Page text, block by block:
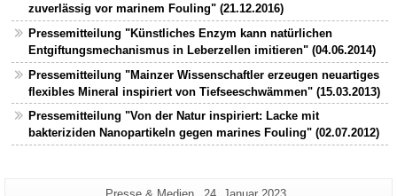
zuverlässig vor marinem Fouling" (21.12.2016)
Pressemitteilung "Künstliches Enzym kann natürlichen
Entgiftungsmechanismus in Leberzellen imitieren" (04.06.2014)
Pressemitteilung "Mainzer Wissenschaftler erzeugen neuartiges
flexibles Mineral inspiriert von Tiefseeschwämmen" (15.03.2013)
Pressemitteilung "Von der Natur inspiriert: Lacke mit
bakteriziden Nanopartikeln gegen marines Fouling" (02.07.2012)
Zusätzliche
Seiten- Letzte